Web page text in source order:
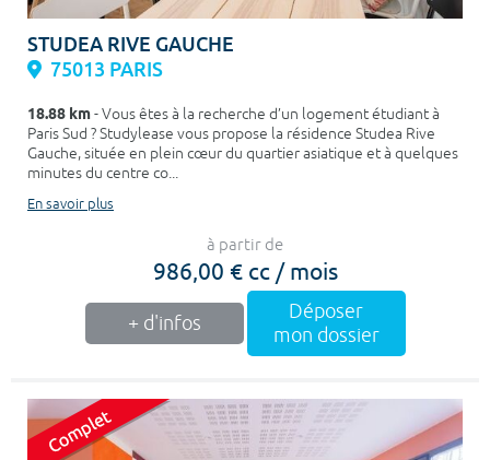
STUDEA RIVE GAUCHE
75013 PARIS
18.88 km- Vous êtes à la recherche d’un logement étudiant à
Paris Sud ? Studylease vous propose la résidence Studea Rive
Gauche, située en plein cœur du quartier asiatique et à quelques
minutes du centre co...
En savoir plus
à partir de
986,00 € cc / mois
+ d'infos
Déposer
mon dossier